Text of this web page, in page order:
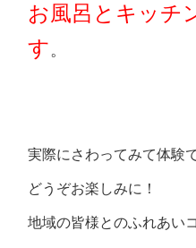
お風呂とキッチ
す。
実際にさわってみて体験
どうぞお楽しみに！
地域の皆様とのふれあい